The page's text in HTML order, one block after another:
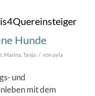
Hunde
, Marina Tanja / vonayla
und
mit dem